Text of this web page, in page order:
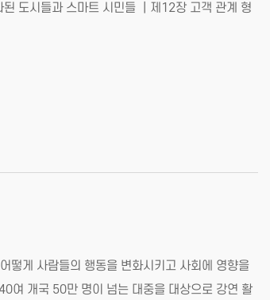
도시들과 스마트 시민들 ｜제12장 고객 관계 형
떻게 사람들의 행동을 변화시키고 사회에 영향을
여 개국 50만 명이 넘는 대중을 대상으로 강연 활